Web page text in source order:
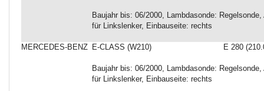
Baujahr bis: 06/2000, Lambdasonde:
für Linkslenker, Einbauseite: rechts
MERCEDES-BENZ E-CLASS (W210) E 280
Baujahr bis: 06/2000, Lambdasonde:
für Linkslenker, Einbauseite: rechts